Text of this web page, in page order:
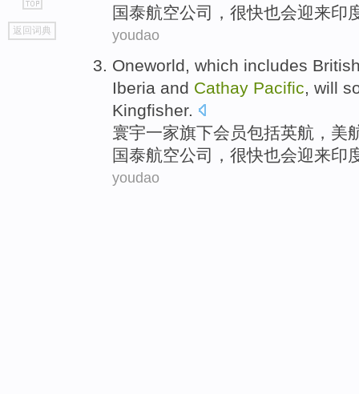
go
top
返回词典
国泰航空公司， 很快也会迎来印
youdao
Oneworld , which includes
Iberia and Cathay Pacific will
Kingfisher.
寰宇一家旗下会员包括英航 ， 美
国泰航空公司， 很快也会迎来印
youdao